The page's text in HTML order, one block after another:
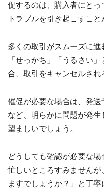
促するのは、購入者にと
トラブルを引き起こすこと
多くの取引がスムーズに
「せっかち」「うるさい
合、取引をキャンセルされ
催促が必要な場合は、発
など、明らかに問題が発
望ましいでしょう。
どうしても確認が必要な
忙しいところすみません
ますでしょうか？」と丁